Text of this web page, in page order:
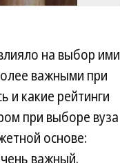
на выбор ими
важными при
и какие рейтинги
при выборе вуза
основе:
важный.